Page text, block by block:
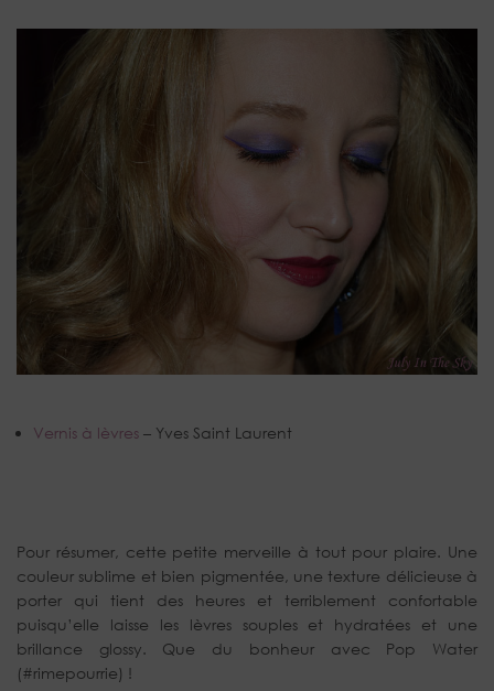
Vernis à lèvres – Yves Saint Laurent
Pour résumer, cette petite merveille à tout pour plaire. Une
couleur sublime et bien pigmentée, une texture délicieuse à
porter qui tient des heures et terriblement confortable
puisqu’elle laisse les lèvres souples et hydratées et une
brillance glossy. Que du bonheur avec Pop Water
(#rimepourrie) !